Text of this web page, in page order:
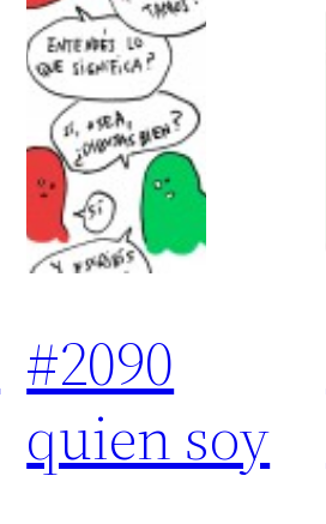
#2090
quien soy